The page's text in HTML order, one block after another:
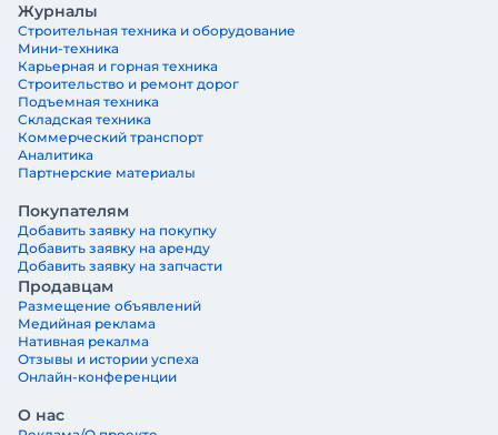
Журналы
Строительная техника и оборудование
Мини-техника
Карьерная и горная техника
Строительство и ремонт дорог
Подъемная техника
Складская техника
Коммерческий транспорт
Аналитика
Партнерские материалы
Покупателям
Добавить заявку на покупку
Добавить заявку на аренду
Добавить заявку на запчасти
Продавцам
Размещение объявлений
Медийная реклама
Нативная рекалма
Отзывы и истории успеха
Онлайн-конференции
О нас